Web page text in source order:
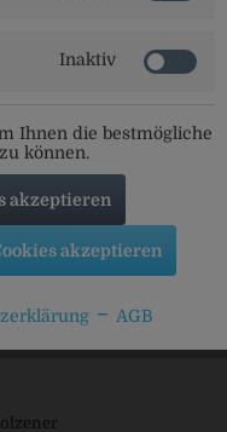
Inaktiv
Ihnen die bestmögliche
können.
akzeptieren
akzeptieren
AGB